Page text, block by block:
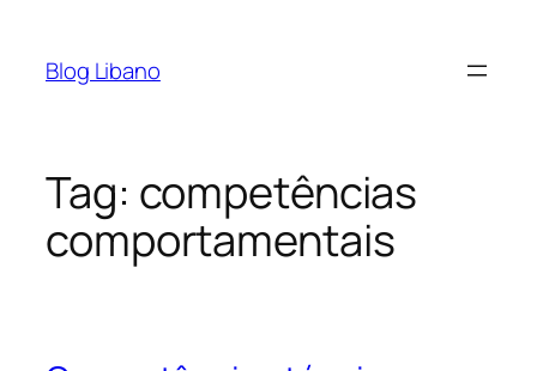
Blog Libano
Tag: competências
comportamentais